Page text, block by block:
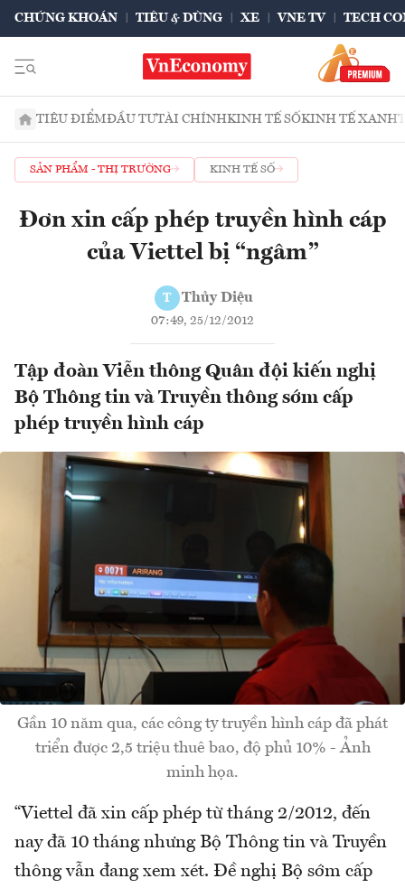
CHỨNG KHOÁN TIÊU & DÙNG XE VNE TV TECH
TIÊU ĐIỂMĐẦU TƯTÀI CHÍNHKINH TẾ SỐKINH TẾ XANH
SẢN PHẨM - THỊ TRƯỜNG KINH TẾ SỐ
Đơn xin cấp phép truyền hình cáp
của Viettel bị “ngâm”
T Thủy Diệu
07:49, 25/12/2012
Tập đoàn Viễn thông Quân đội kiến nghị
Bộ Thông tin và Truyền thông sớm cấp
phép truyền hình cáp
Gần 10 năm qua, các công ty truyền hình cáp đã phát
triển được 2,5 triệu thuê bao, độ phủ 10% - Ảnh
minh họa.
“Viettel đã xin cấp phép từ tháng 2/2012, đến
nay đã 10 tháng nhưng Bộ Thông tin và Truyền
thông vẫn đang xem xét. Đề nghị Bộ sớm cấp